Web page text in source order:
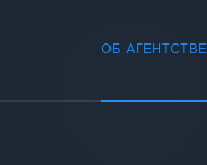
ОБ АГЕНТСТВЕ